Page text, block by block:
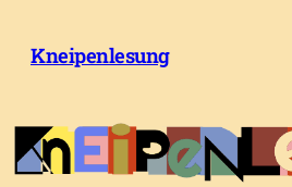
Inhalt
springen
Kneipenlesung